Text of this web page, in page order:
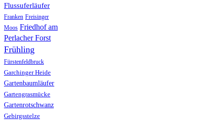
Flussuferläufer
Franken Freisinger
Moos Friedhof am
Perlacher Forst
Frühling
Fürstenfeldbruck
Garchinger Heide
Gartenbaumläufer
Gartengrasmücke
Gartenrotschwanz
Gebirgsstelze